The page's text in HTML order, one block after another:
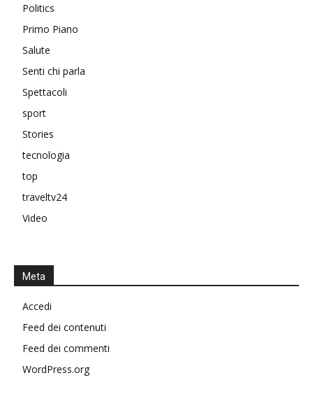
Politics
Primo Piano
Salute
Senti chi parla
Spettacoli
sport
Stories
tecnologia
top
traveltv24
Video
Meta
Accedi
Feed dei contenuti
Feed dei commenti
WordPress.org